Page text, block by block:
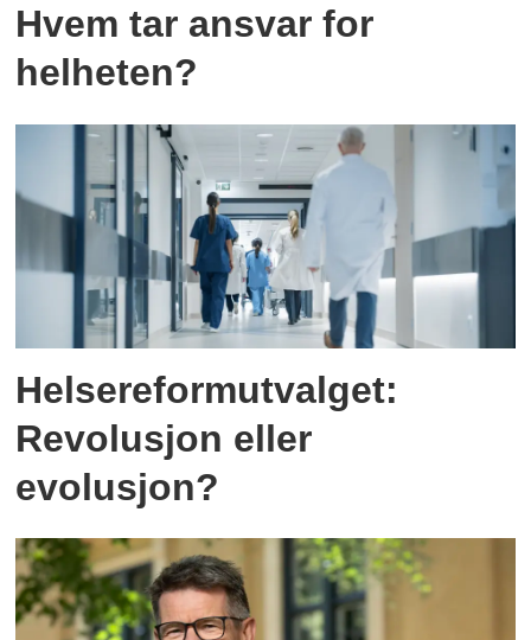
Hvem tar ansvar for
helheten?
Helsereformutvalget:
Revolusjon eller
evolusjon?